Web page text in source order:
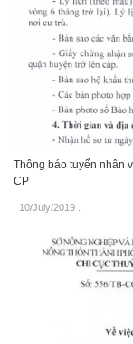
Thông báo tuyển nhân
CP
10/July/2019